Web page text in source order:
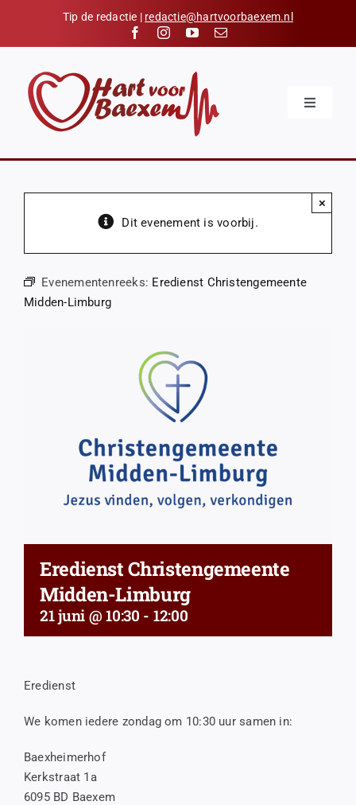
content
Tip de redactie | redactie@hartvoorbaexem.nl
Toggle
Verenigingen
Dit evenement is voorbij.
×
Evenementenreeks: Eredienst Christengemeente
Midden-Limburg
Eredienst Christengemeente
Midden-Limburg
21 juni @ 10:30 - 12:00
Eredienst
We komen iedere zondag om 10:30 uur samen in:
Baexheimerhof
Kerkstraat 1a
6095 BD Baexem